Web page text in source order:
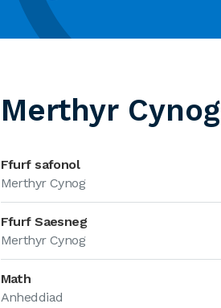
Merthyr Cynog
Ffurf safonol
Merthyr Cynog
Ffurf Saesneg
Merthyr Cynog
Math
Anheddiad